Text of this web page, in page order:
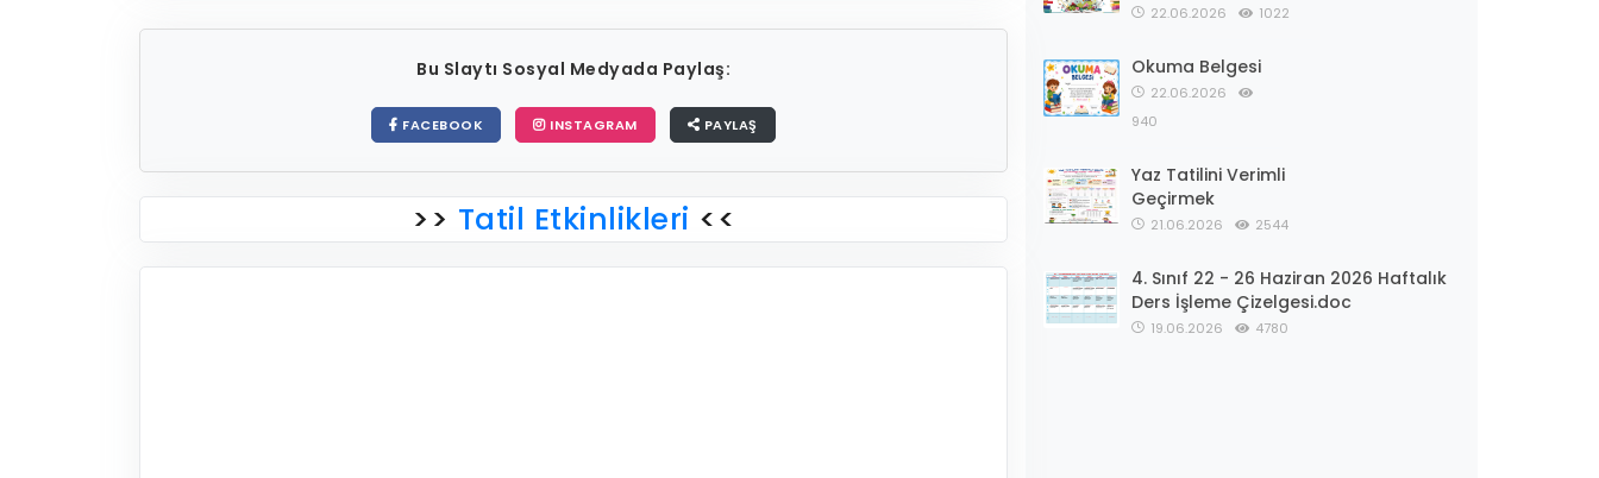
Bu Slaytı Sosyal Medyada Paylaş:
FACEBOOK INSTAGRAM PAYLAŞ
>> Tatil Etkinlikleri <<
22.06.2026 1022
Okuma Belgesi
22.06.2026
940
Yaz Tatilini Verimli
Geçirmek
21.06.2026 2544
4. Sınıf 22 - 26 Haziran 2026 Haftalık
Ders İşleme Çizelgesi.doc
19.06.2026 4780